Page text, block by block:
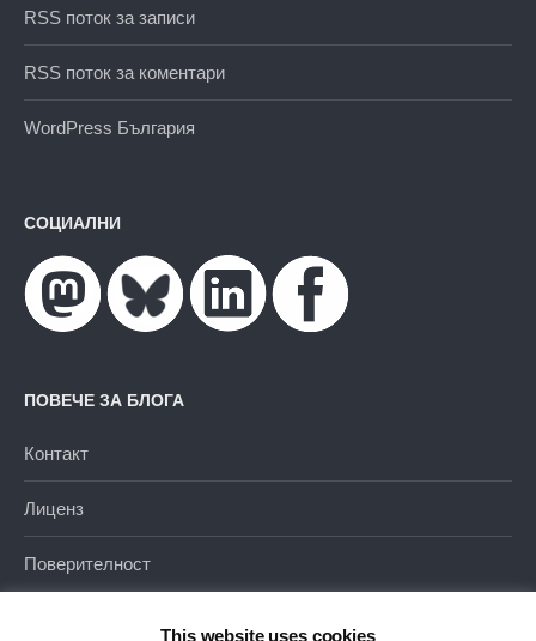
RSS поток за записи
RSS поток за коментари
WordPress България
СОЦИАЛНИ
ПОВЕЧЕ ЗА БЛОГА
Контакт
Лиценз
Поверителност
This website uses cookies